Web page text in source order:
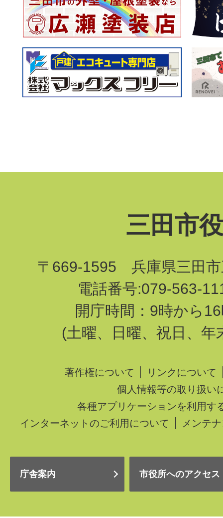
三田市
〒669-1595 兵庫県三田市
電話番号:079-563-
開庁時間：9時から
(土曜、日曜、祝日、年
著作権について
リンクについて
個人情報等の取り扱い
各種アプリケーションを利用す
インターネットのご利用について
メンテ
庁舎案内 市役所へのアクセス